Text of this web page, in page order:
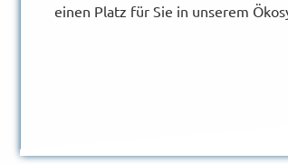
einen Platz für Sie in unserem